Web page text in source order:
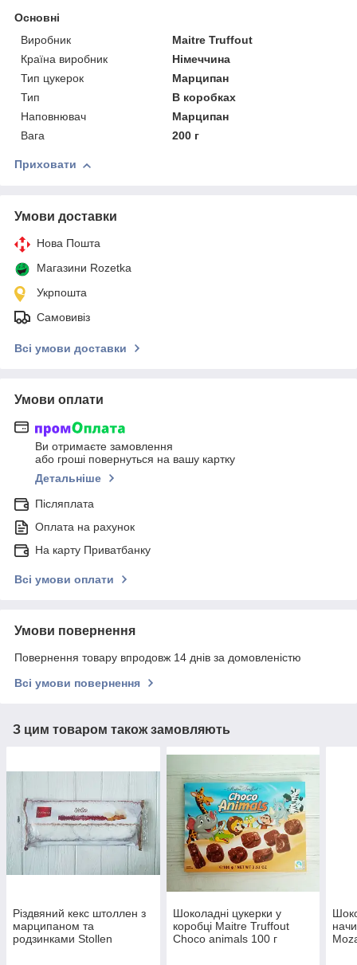
Основні
Виробник
Maitre Truffout
Країна виробник
Німеччина
Тип цукерок
Марципан
Тип
В коробках
Наповнювач
Марципан
Вага
200 г
Приховати
Умови доставки
Нова Пошта
Магазини Rozetka
Укрпошта
Самовивіз
Всі умови доставки
Умови оплати
Ви отримаєте замовлення
або гроші повернуться на вашу картку
Детальніше
Післяплата
Оплата на рахунок
На карту Приватбанку
Всі умови оплати
Умови повернення
Повернення товару впродовж 14 днів за домовленістю
Всі умови повернення
З цим товаром також замовляють
Різдвяний кекс штоллен з
марципаном та
родзинками Stollen
Шоколадні цукерки у
коробці Maitre Truffout
Choco animals 100 г